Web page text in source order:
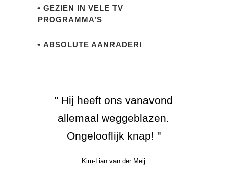
• GEZIEN IN VELE TV
PROGRAMMA’S
• ABSOLUTE AANRADER!
" Hier kan ik niet bij met mijn
verstand. Onvoorstelbaar! "
Jochem van Gelder
" Hij heeft ons vanavond
allemaal weggeblazen.
Ongelooflijk knap! "
Kim-Lian van der Meij
" Mensen dit is toch TOP
entertainment, dit willen we
toch zien! "
Gerard Joling
" Fantastisch! Ik vind het zo
goed gedaan. Heel erg leuk "
Anite Witzier